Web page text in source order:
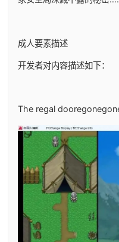
成人要素描述
开发者对内容描述如下：
The regal